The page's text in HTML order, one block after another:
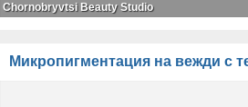
Chornobryvtsi Beauty Studio
Микропигментация на вежди с